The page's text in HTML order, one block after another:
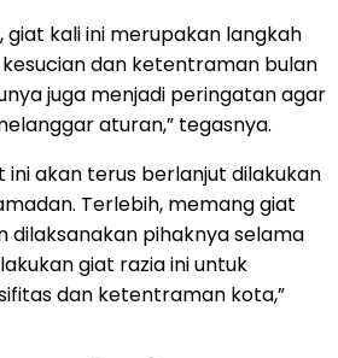
kali ini merupakan langkah
dan ketentraman bulan
juga menjadi peringatan agar
aturan,” tegasnya.
ini akan terus berlanjut dilakukan
Terlebih, memang giat
dilaksanakan pihaknya selama
giat razia ini untuk
dan ketentraman kota,”